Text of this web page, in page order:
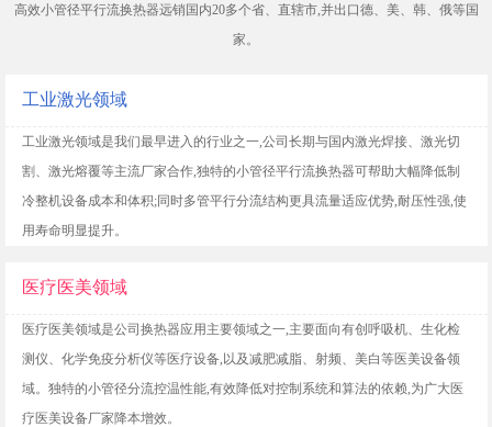
高效小管径平行流换热器远销国内20多个省、直辖市,并出口德、美、韩、俄等国
家。
工业激光领域
工业激光领域是我们最早进入的行业之一,公司长期与国内激光焊接、激光切
割、激光熔覆等主流厂家合作,独特的小管径平行流换热器可帮助大幅降低制
冷整机设备成本和体积;同时多管平行分流结构更具流量适应优势,耐压性强,使
用寿命明显提升。
医疗医美领域
医疗医美领域是公司换热器应用主要领域之一,主要面向有创呼吸机、生化检
测仪、化学免疫分析仪等医疗设备,以及减肥减脂、射频、美白等医美设备领
域。独特的小管径分流控温性能,有效降低对控制系统和算法的依赖,为广大医
疗医美设备厂家降本增效。